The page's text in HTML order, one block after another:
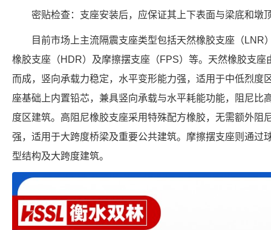
密贴检查：支座安装后，应保证其上下表面与梁底和墩
目前市场上主流隔震支座类型包括天然橡胶支座（LNR
橡胶支座（HDR）及摩擦摆支座（FPS）等。天然橡胶支座
而成，竖向承载力稳定，水平变形能力强，适用于中低烈度
座基础上内置铅芯，兼具竖向承载与水平耗能功能，阻尼比
度区建筑。高阻尼橡胶支座采用特殊配方橡胶，无需额外阻
强，适用于大跨度桥梁及重要公共建筑。摩擦摆支座则通过
型结构及大跨度建筑。